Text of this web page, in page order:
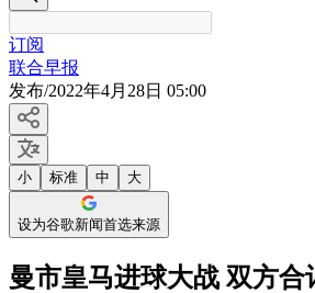
订阅
联合早报
发布/2022年4月28日 05:00
小 标准 中 大
设为谷歌新闻首选来源
曼市皇马进球大战 双方合